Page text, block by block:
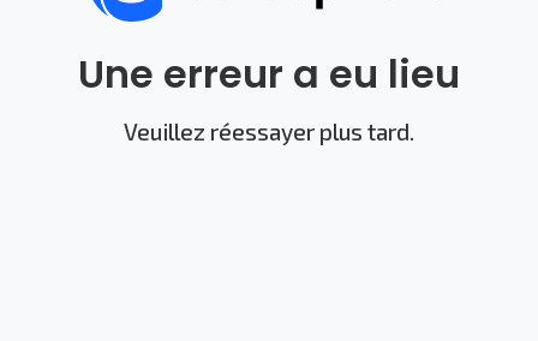
Une erreur a eu lieu
Veuillez réessayer plus tard.